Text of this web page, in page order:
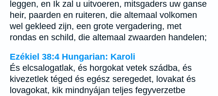
leggen, en Ik zal u uitvoeren, mitsgaders uw ganse
heir, paarden en ruiteren, die altemaal volkomen
wel gekleed zijn, een grote vergadering, met
rondas en schild, die altemaal zwaarden handelen;
Ezékiel 38:4 Hungarian: Karoli
És elcsalogatlak, és horgokat vetek szádba, és
kivezetlek téged és egész seregedet, lovakat és
lovagokat, kik mindnyájan teljes fegyverzetbe